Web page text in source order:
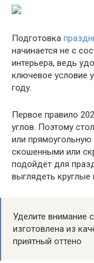
Подготовка
начинается не с
интерьера, ведь
ключевое условие
году.
Первое правило
углов. Поэтому
или
скошенными или
подойдёт для
выглядеть
Уделите внимание
изготовлена из
приятный оттено